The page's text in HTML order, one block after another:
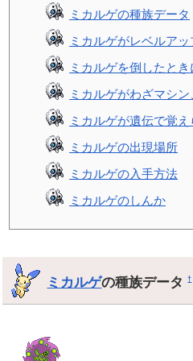
ミカルゲの種族データ
ミカルゲがレベルア
ミカルゲを倒したと
ミカルゲがわざマシ
ミカルゲが遺伝で覚
ミカルゲの出現場所
ミカルゲの入手方法
ミカルゲのしんか
ミカルゲの種族データ†